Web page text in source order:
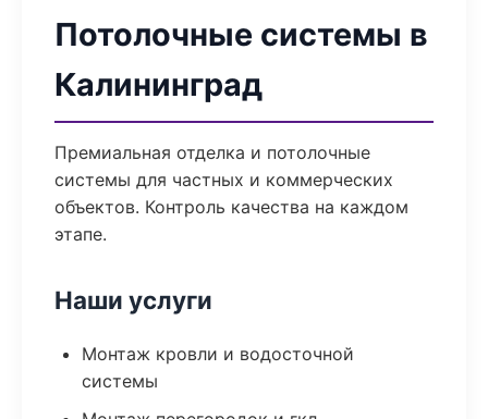
Потолочные системы в
Калининград
Премиальная отделка и потолочные
системы для частных и коммерческих
объектов. Контроль качества на каждом
этапе.
Наши услуги
Монтаж кровли и водосточной
системы